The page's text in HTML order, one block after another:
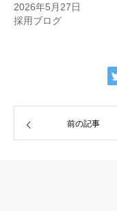
2026年5月27日
採用ブログ
前の記事